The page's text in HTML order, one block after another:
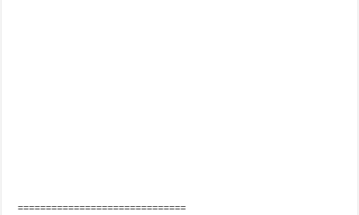
==============================